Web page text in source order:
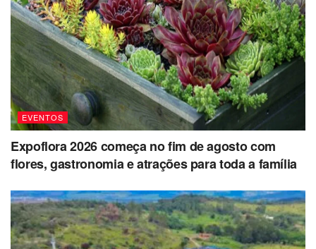
EVENTOS
Expoflora 2026 começa no fim de agosto com
flores, gastronomia e atrações para toda a família